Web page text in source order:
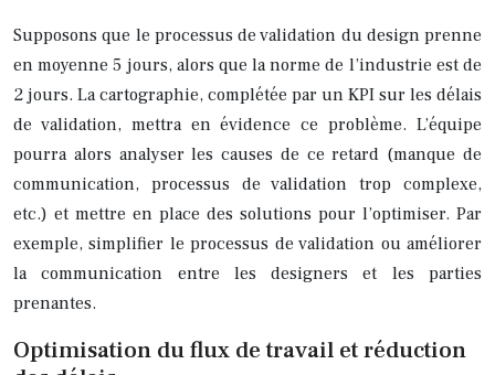
Supposons que le processus de validation du design prenne
en moyenne 5 jours, alors que la norme de l’industrie est de
2 jours. La cartographie, complétée par un KPI sur les délais
de validation, mettra en évidence ce problème. L’équipe
pourra alors analyser les causes de ce retard (manque de
communication, processus de validation trop complexe,
etc.) et mettre en place des solutions pour l’optimiser. Par
exemple, simplifier le processus de validation ou améliorer
la communication entre les designers et les parties
prenantes.
Optimisation du flux de travail et réduction